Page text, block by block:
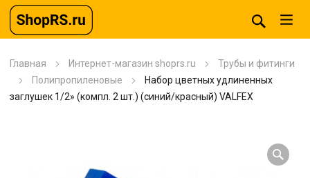
Главная Интернет-магазин shoprs.ru
Трубы и фитинги
Полипропиленовые
Набор цветных удлиненных
заглушек 1/2» (компл. 2 шт.) (синий/красный) VALFEX